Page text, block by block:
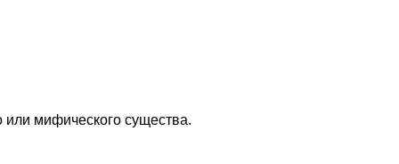
мифического существа.